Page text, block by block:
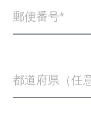
郵便番号
都道府県（任